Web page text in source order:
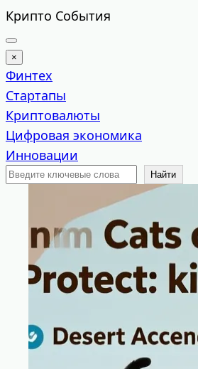
Перейти
к
содержимому
Крипто События
×
Финтех
Стартапы
Криптовалюты
Цифровая экономика
Инновации
Поиск
Найти